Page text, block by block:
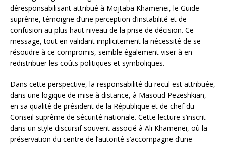
déresponsabilisant attribué à Mojtaba Khamenei, le Guide
suprême, témoigne d’une perception d’instabilité et de
confusion au plus haut niveau de la prise de décision. Ce
message, tout en validant implicitement la nécessité de se
résoudre à ce compromis, semble également viser à en
redistribuer les coûts politiques et symboliques.
Dans cette perspective, la responsabilité du recul est attribuée,
dans une logique de mise à distance, à Masoud Pezeshkian,
en sa qualité de président de la République et de chef du
Conseil suprême de sécurité nationale. Cette lecture s’inscrit
dans un style discursif souvent associé à Ali Khamenei, où la
préservation du centre de l’autorité s’accompagne d’une